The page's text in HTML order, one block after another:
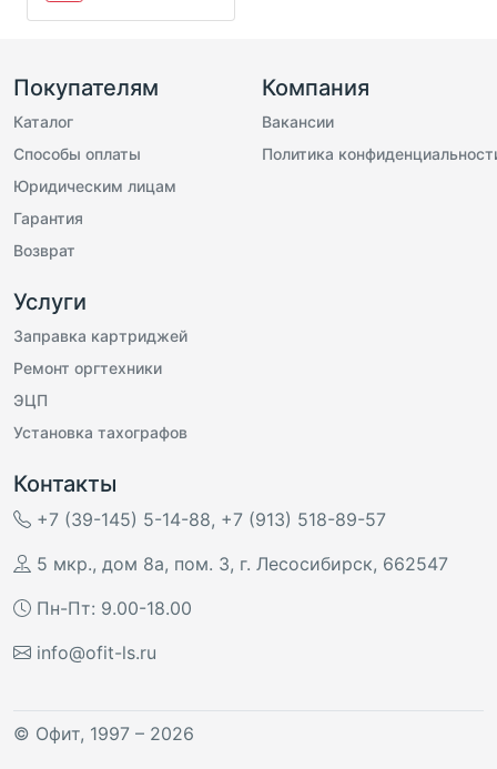
Покупателям
Каталог
Способы оплаты
Юридическим лицам
Гарантия
Возврат
Компания
Вакансии
Политика
Услуги
Заправка картриджей
Ремонт оргтехники
ЭЦП
Установка тахографов
Контакты
+7 (39-145) 5-14-88, +7 (913) 518-89-57
5 мкр., дом 8а, пом. 3, г. Лесосибирск, 662547
Пн-Пт: 9.00-18.00
info@ofit-ls.ru
© Офит, 1997 – 2026